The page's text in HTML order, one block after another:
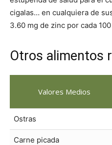
cigalas… en cualquiera de
3.60 mg de zinc por cada
Otros alimentos
Valores Medios
Ostras
Carne picada